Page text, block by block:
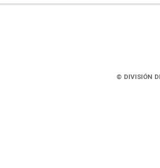
© DIVISIÓN